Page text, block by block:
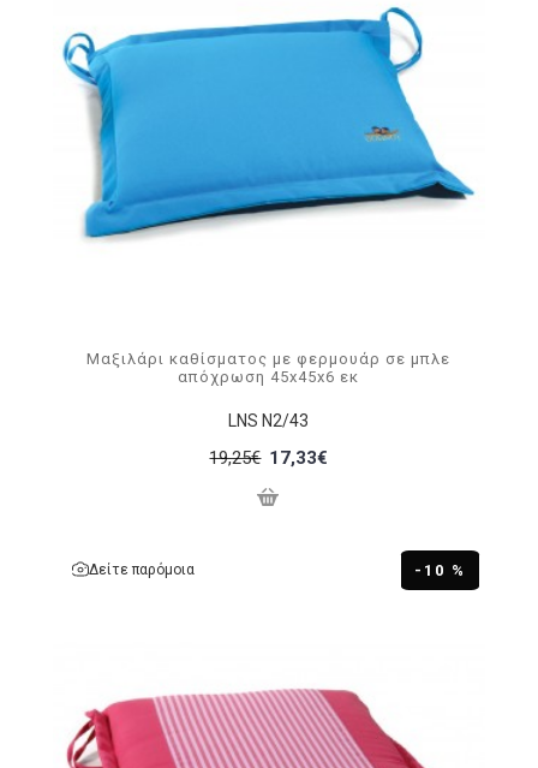
LNS N2/43
Μαξιλάρι καθίσματος με φερμουάρ σε μπλε
απόχρωση 45x45x6 εκ
19,25€ 17,33€
-10 %
Δείτε παρόμοια